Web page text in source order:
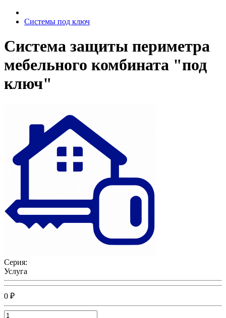
Системы под ключ
Система защиты периметра
мебельного комбината "под
ключ"
Серия:
Услуга
0 ₽